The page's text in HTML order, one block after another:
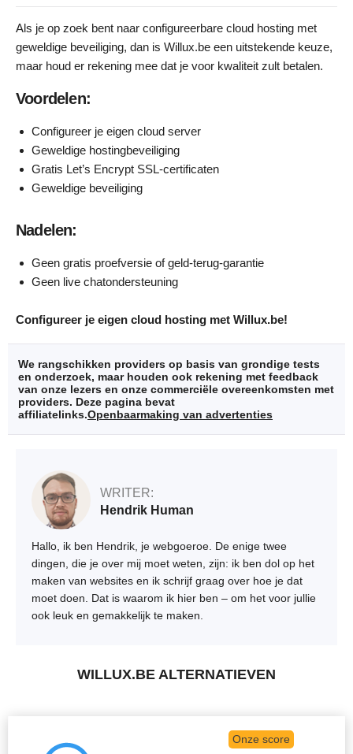
Als je op zoek bent naar configureerbare cloud hosting met
geweldige beveiliging, dan is Willux.be een uitstekende keuze,
maar houd er rekening mee dat je voor kwaliteit zult betalen.
Voordelen:
Configureer je eigen cloud server
Geweldige hostingbeveiliging
Gratis Let’s Encrypt SSL-certificaten
Geweldige beveiliging
Nadelen:
Geen gratis proefversie of geld-terug-garantie
Geen live chatondersteuning
Configureer je eigen cloud hosting met Willux.be!
We rangschikken providers op basis van grondige tests
en onderzoek, maar houden ook rekening met feedback
van onze lezers en onze commerciële overeenkomsten met
providers. Deze pagina bevat
affiliatelinks.Openbaarmaking van advertenties
WRITER:
Hendrik Human
Hallo, ik ben Hendrik, je webgoeroe. De enige twee
dingen, die je over mij moet weten, zijn: ik ben dol op het
maken van websites en ik schrijf graag over hoe je dat
moet doen. Dat is waarom ik hier ben – om het voor jullie
ook leuk en gemakkelijk te maken.
WILLUX.BE ALTERNATIEVEN
Onze score